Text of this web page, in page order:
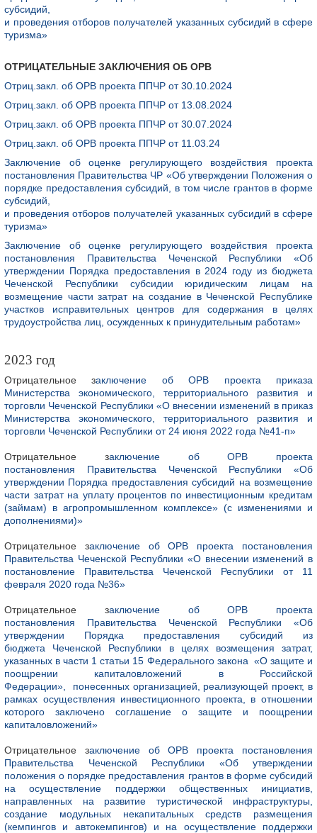
субсидий,
и проведения отборов получателей указанных субсидий в сфере
туризма»
ОТРИЦАТЕЛЬНЫЕ ЗАКЛЮЧЕНИЯ ОБ ОРВ
Отриц.закл. об ОРВ проекта ППЧР от 30.10.2024
Отриц.закл. об ОРВ проекта ППЧР от 13.08.2024
Отриц.закл. об ОРВ проекта ППЧР от 30.07.2024
Отриц.закл. об ОРВ проекта ППЧР от 11.03.24
Заключение об оценке регулирующего воздействия проекта
постановления Правительства ЧР «Об утверждении Положения о
порядке предоставления субсидий, в том числе грантов в форме
субсидий,
и проведения отборов получателей указанных субсидий в сфере
туризма»
Заключение об оценке регулирующего воздействия проекта
постановления Правительства Чеченской Республики «Об
утверждении Порядка предоставления в 2024 году из бюджета
Чеченской Республики субсидии юридическим лицам на
возмещение части затрат на создание в Чеченской Республике
участков исправительных центров для содержания в целях
трудоустройства лиц, осужденных к принудительным работам»
2023 год
Отрицательное заключение об ОРВ проекта приказа
Министерства экономического, территориального развития и
торговли Чеченской Республики «О внесении изменений в приказ
Министерства экономического, территориального развития и
торговли Чеченской Республики от 24 июня 2022 года №41-п»
Отрицательное заключение об ОРВ проекта
постановления Правительства Чеченской Республики «Об
утверждении Порядка предоставления субсидий на возмещение
части затрат на уплату процентов по инвестиционным кредитам
(займам) в агропромышленном комплексе» (с изменениями и
дополнениями)»
Отрицательное заключение об ОРВ проекта постановления
Правительства Чеченской Республики «О внесении изменений в
постановление Правительства Чеченской Республики от 11
февраля 2020 года №36»
Отрицательное заключение об ОРВ проекта
постановления Правительства Чеченской Республики «Об
утверждении Порядка предоставления субсидий из
бюджета Чеченской Республики в целях возмещения затрат,
указанных в части 1 статьи 15 Федерального закона «О защите и
поощрении капиталовложений в Российской
Федерации», понесенных организацией, реализующей проект, в
рамках осуществления инвестиционного проекта, в отношении
которого заключено соглашение о защите и поощрении
капиталовложений»
Отрицательное заключение об ОРВ проекта постановления
Правительства Чеченской Республики «Об утверждении
положения о порядке предоставления грантов в форме субсидий
на осуществление поддержки общественных инициатив,
направленных на развитие туристической инфраструктуры,
создание модульных некапитальных средств размещения
(кемпингов и автокемпингов) и на осуществление поддержки